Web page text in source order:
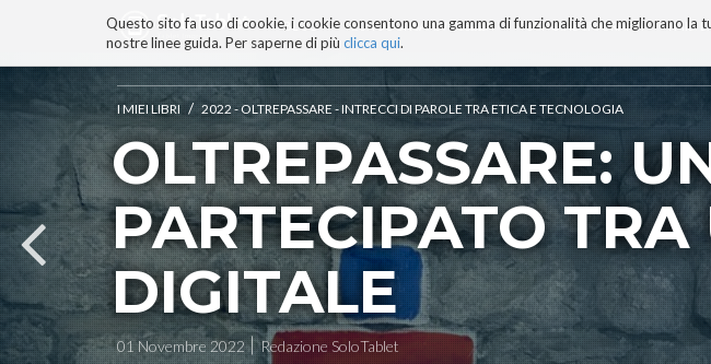
Questo sito fa uso di cookie, i cookie consentono una gamma di funzionalità che migliorano
nostre linee guida. Per saperne di più clicca qui.
BLOG TECNOCONSAPEVOLEZZA TECNOBIBLIOGRAFIA I MIEI
ai
contenuti.
|
Salta
alla
navigazione
I MIEI LIBRI / 2022 - OLTREPASSARE - INTRECCI DI PAROLE TRA ETICA E TECNOLOGIA
OLTREPASSARE:
PARTECIPATO
DIGITALE
01 Novembre 2022 Redazione SoloTablet